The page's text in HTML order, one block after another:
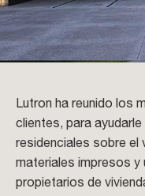
Lutron ha reunido los
clientes, para
residenciales sobre el
materiales impresos y
propietarios de